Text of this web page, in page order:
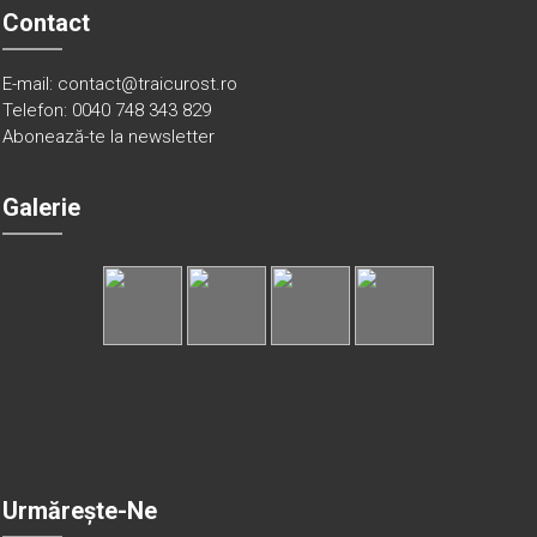
Contact
E-mail: contact@traicurost.ro
Telefon: 0040 748 343 829
Abonează-te la newsletter
Galerie
Urmărește-Ne